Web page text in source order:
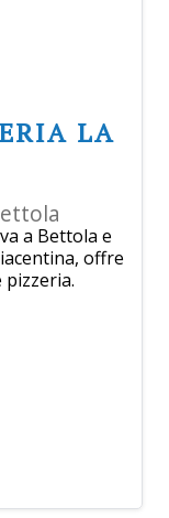
LA
a Bettola e
offre
pizzeria.